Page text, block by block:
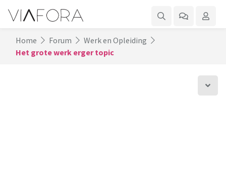
Home Forum
Werk en Opleiding
Het grote werk erger topic